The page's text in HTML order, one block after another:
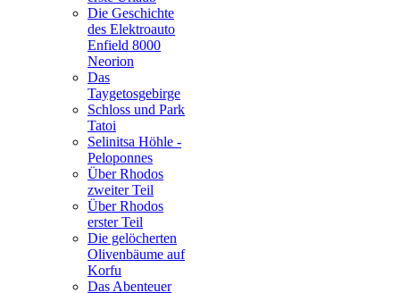
Die Geschichte
des Elektroauto
Enfield 8000
Neorion
Das
Taygetosgebirge
Schloss und Park
Tatoi
Selinitsa Höhle -
Peloponnes
Über Rhodos
zweiter Teil
Über Rhodos
erster Teil
Die gelöcherten
Olivenbäume auf
Korfu
Das Abenteuer